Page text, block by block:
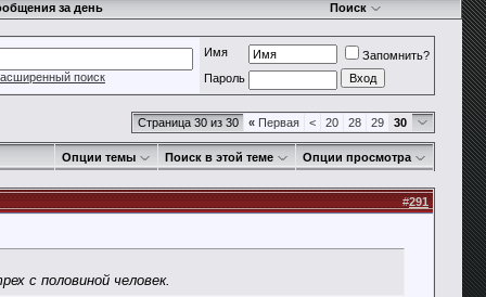
за день Поиск
поиск
Имя
Запомнить?
Пароль
Страница 30 из 30 « Первая < 20 28 29 30
Опции темы Поиск в этой теме Опции просмотра
#291
с половиной человек.